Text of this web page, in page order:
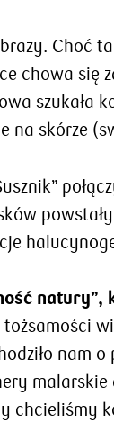
chowa
szukała
na skórze
nam